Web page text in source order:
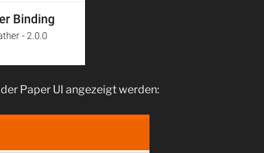
Paper UI angezeigt werden: